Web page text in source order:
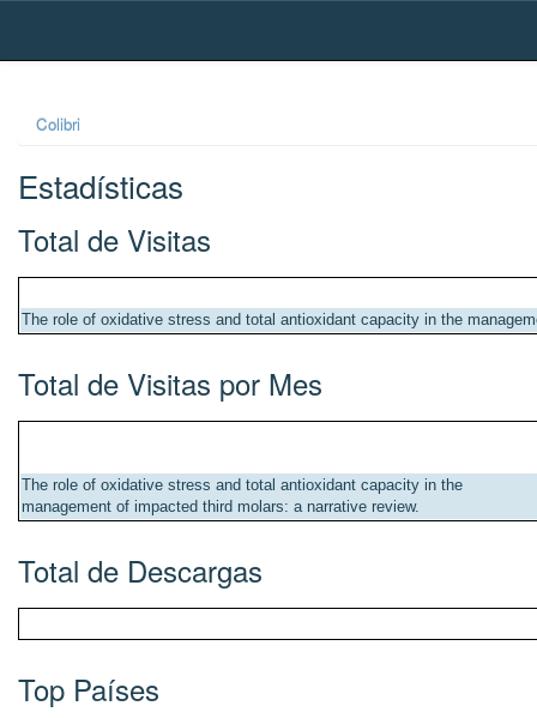
Skip
Colibri
Estadísticas
Total de Visitas
The role of oxidative stress and total antioxidant capacity in the
Total de Visitas por Mes
The role of oxidative stress and total antioxidant capacity in the
management of impacted third molars: a narrative review.
Total de Descargas
Top Países